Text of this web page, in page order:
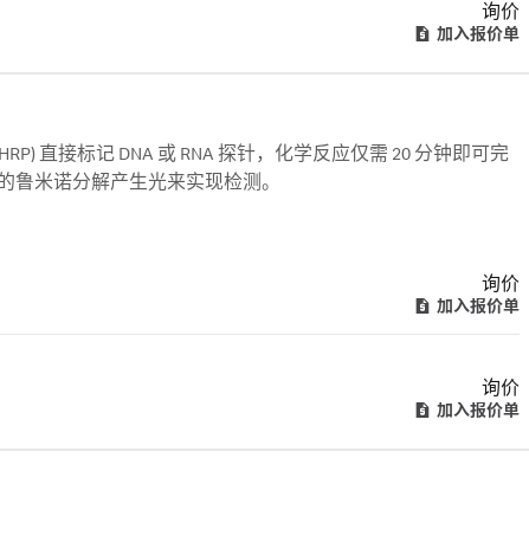
询价
加入报价单
直接标记 DNA 或 RNA 探针，化学反应仅需 20 分钟即可完
鲁米诺分解产生光来实现检测。
询价
加入报价单
询价
加入报价单